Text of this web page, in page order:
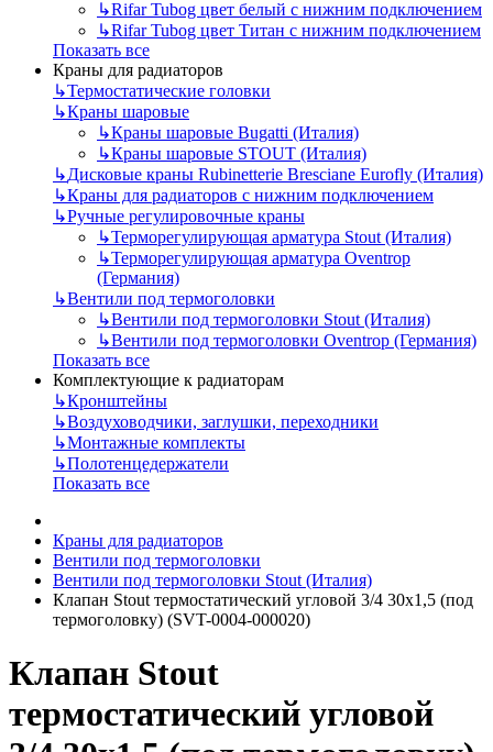
↳Rifar Tubog цвет белый с нижним подключением
↳Rifar Tubog цвет Титан с нижним подключением
Показать все
Краны для радиаторов
↳Термостатические головки
↳Краны шаровые
↳Краны шаровые Bugatti (Италия)
↳Краны шаровые STOUT (Италия)
↳Дисковые краны Rubinetterie Bresciane Eurofly (Италия)
↳Краны для радиаторов с нижним подключением
↳Ручные регулировочные краны
↳Терморегулирующая арматура Stout (Италия)
↳Терморегулирующая арматура Oventrop
(Германия)
↳Вентили под термоголовки
↳Вентили под термоголовки Stout (Италия)
↳Вентили под термоголовки Oventrop (Германия)
Показать все
Комплектующие к радиаторам
↳Кронштейны
↳Воздуховодчики, заглушки, переходники
↳Монтажные комплекты
↳Полотенцедержатели
Показать все
Краны для радиаторов
Вентили под термоголовки
Вентили под термоголовки Stout (Италия)
Клапан Stout термостатический угловой 3/4 30х1,5 (под
термоголовку) (SVT-0004-000020)
Клапан Stout
термостатический угловой